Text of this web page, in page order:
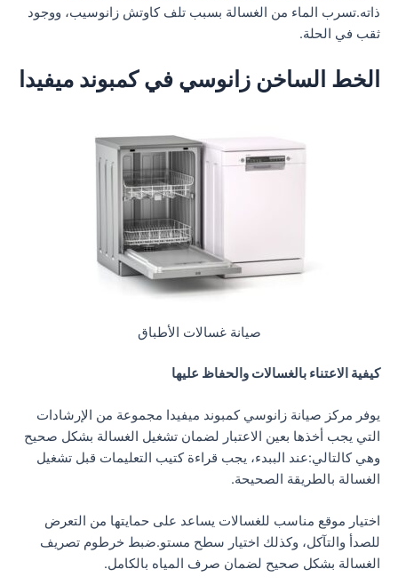
ذاته.تسرب الماء من الغسالة بسبب تلف كاوتش زانوسيب، ووجود
ثقب في الحلة.
الخط الساخن زانوسي في كمبوند ميفيدا
صيانة غسالات الأطباق
كيفية الاعتناء بالغسالات والحفاظ عليها
يوفر مركز صيانة زانوسي كمبوند ميفيدا مجموعة من الإرشادات
التي يجب أخذها بعين الاعتبار لضمان تشغيل الغسالة بشكل صحيح
وهي كالتالي:عند الببدء، يجب قراءة كتيب التعليمات قبل تشغيل
الغسالة بالطريقة الصحيحة.
اختيار موقع مناسب للغسالات يساعد على حمايتها من التعرض
للصدأ والتآكل، وكذلك اختيار سطح مستو.ضبط خرطوم تصريف
الغسالة بشكل صحيح لضمان صرف المياه بالكامل.